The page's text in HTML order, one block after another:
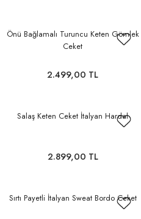
Önü Bağlamalı Turuncu Keten Gömlek
Ceket
2.499,00 TL
Salaş Keten Ceket İtalyan Hardal
2.899,00 TL
Sırtı Payetli İtalyan Sweat Bordo Ceket